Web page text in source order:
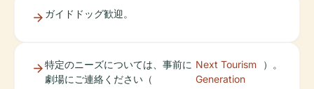
ガイドドッグ歓迎。
特定のニーズについては、事前に
劇場にご連絡ください（
Next Tourism
Generation
）。